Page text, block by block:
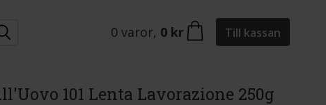
0 varor, 0 kr Till kassan
101 Lenta Lavorazione 250g